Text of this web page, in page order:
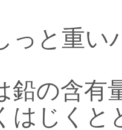
っと重い
鉛の含有
はじくと